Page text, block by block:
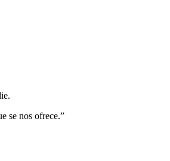
se nos ofrece.”